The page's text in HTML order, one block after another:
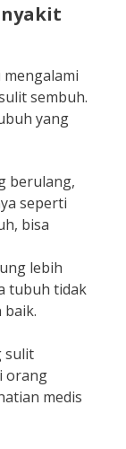
sembuh.
yang
berulang,
seperti
bisa
lebih
tubuh tidak
baik.
sulit
orang
medis